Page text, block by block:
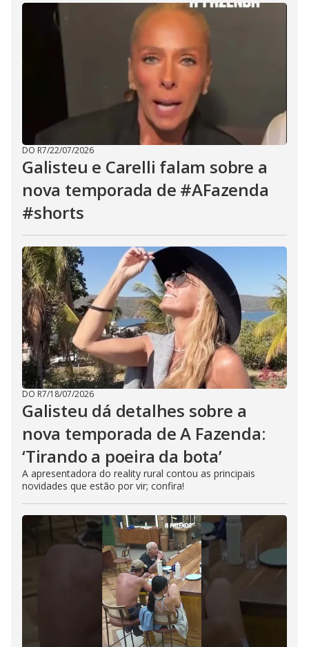
DO R7/22/07/2026
Galisteu e Carelli falam sobre a
nova temporada de #AFazenda
#shorts
DO R7/18/07/2026
Galisteu dá detalhes sobre a
nova temporada de A Fazenda:
‘Tirando a poeira da bota’
A apresentadora do reality rural contou as principais
novidades que estão por vir; confira!